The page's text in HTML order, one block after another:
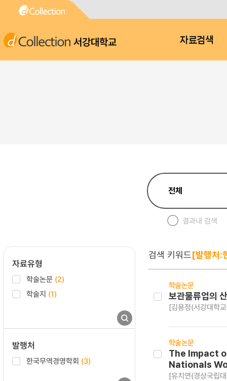
서강대학교 자료검색
결과내 검색
자료유형
학술논문 (2)
학술지 (1)
발행처
한국무역경영학회 (3)
검색 키워드[발행처:
학술논문
보관물류업의
[김용정(서강대학
학술논문
The Impact
Nationals
[유치연(경상국립